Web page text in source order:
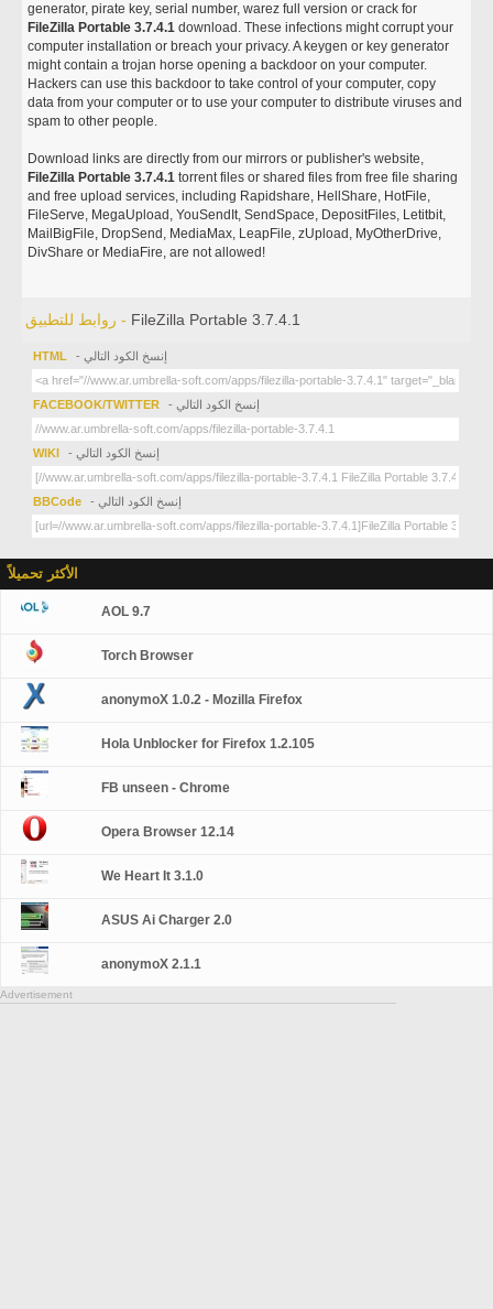
generator, pirate key, serial number, warez full version or crack for
FileZilla Portable 3.7.4.1 download. These infections might corrupt your
computer installation or breach your privacy. A keygen or key generator
might contain a trojan horse opening a backdoor on your computer.
Hackers can use this backdoor to take control of your computer, copy
data from your computer or to use your computer to distribute viruses and
spam to other people.
Download links are directly from our mirrors or publisher's website,
FileZilla Portable 3.7.4.1 torrent files or shared files from free file sharing
and free upload services, including Rapidshare, HellShare, HotFile,
FileServe, MegaUpload, YouSendIt, SendSpace, DepositFiles, Letitbit,
MailBigFile, DropSend, MediaMax, LeapFile, zUpload, MyOtherDrive,
DivShare or MediaFire, are not allowed!
روابط للتطبيق - FileZilla Portable 3.7.4.1
HTML - إنسخ الكود التالي
FACEBOOK/TWITTER - إنسخ الكود التالي
WIKI - إنسخ الكود التالي
BBCode - إنسخ الكود التالي
الأكثر تحميلاً
AOL 9.7
Torch Browser
anonymoX 1.0.2 - Mozilla Firefox
Hola Unblocker for Firefox 1.2.105
FB unseen - Chrome
Opera Browser 12.14
We Heart It 3.1.0
ASUS Ai Charger 2.0
anonymoX 2.1.1
Advertisement